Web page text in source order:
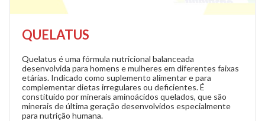
QUELATUS
Quelatus é uma fórmula nutricional balanceada
desenvolvida para homens e mulheres em diferentes faixas
etárias. Indicado como suplemento alimentar e para
complementar dietas irregulares ou deficientes. É
constituído por minerais aminoácidos quelados, que são
minerais de última geração desenvolvidos especialmente
para nutrição humana.